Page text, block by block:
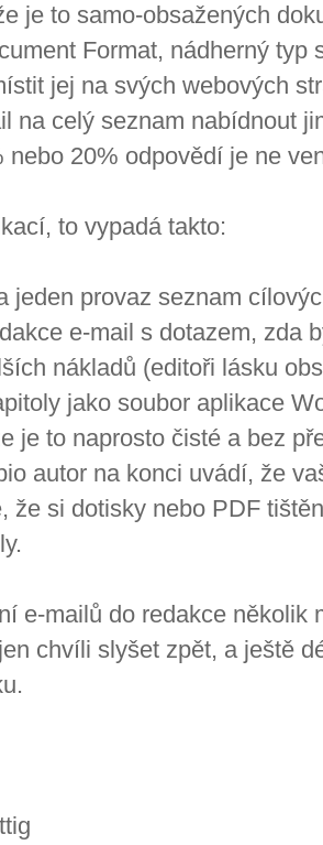
je to samo-obsažených
Format, nádherný typ
jej na svých webových
na celý seznam nabídnout
nebo 20% odpovědí je ne
to vypadá takto:
jeden provaz seznam
e-mail s dotazem, zda
nákladů (editoři lásku
jako soubor aplikace
je to naprosto čisté a bez
autor na konci uvádí, že
že si dotisky nebo PDF
e-mailů do redakce několik
chvíli slyšet zpět, a ještě